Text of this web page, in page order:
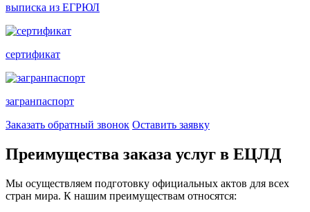
выписка из ЕГРЮЛ
сертификат
загранпаспорт
Заказать обратный звонок Оставить заявку
Преимущества заказа услуг в ЕЦЛД
Мы осуществляем подготовку официальных актов для всех
стран мира. К нашим преимуществам относятся: